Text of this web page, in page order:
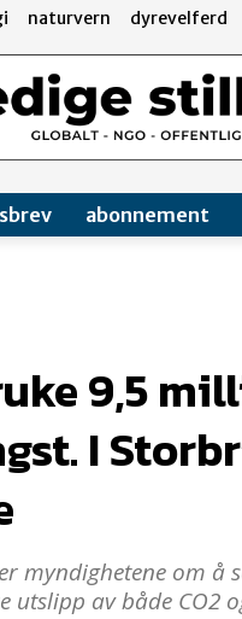
naturvern dyrevelferd
abonnement
9,5
I
myndighetene om å
utslipp av både CO2